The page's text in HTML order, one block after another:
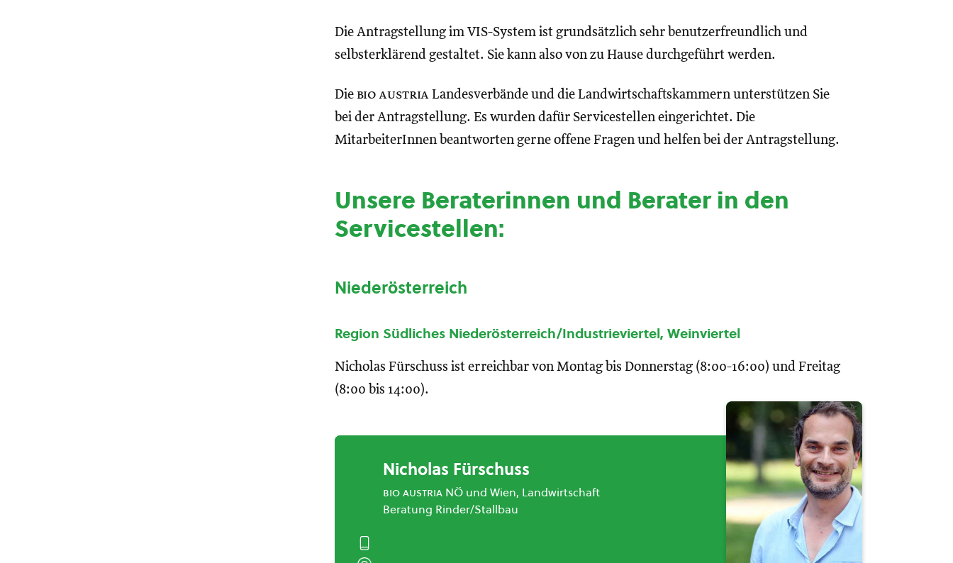
Die Antragstellung im VIS-System ist grundsätzlich sehr benutzerfreundlich und
selbsterklärend gestaltet. Sie kann also von zu Hause durchgeführt werden.
Die bio austria Landesverbände und die Landwirtschaftskammern unterstützen Sie
bei der Antragstellung. Es wurden dafür Servicestellen eingerichtet. Die
MitarbeiterInnen beantworten gerne offene Fragen und helfen bei der Antragstellung.
Unsere Beraterinnen und Berater in den
Servicestellen:
Niederösterreich
Region Südliches Niederösterreich/Industrieviertel, Weinviertel
Nicholas Fürschuss ist erreichbar von Montag bis Donnerstag (8:00-16:00) und Freitag
(8:00 bis 14:00).
Nicholas Fürschuss
bio austria NÖ und Wien, Landwirtschaft
Beratung Rinder/Stallbau